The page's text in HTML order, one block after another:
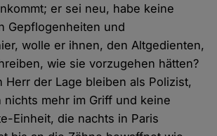
er sei neu, habe keine
Gepflogenheiten und
wolle er ihnen, den Altgedienten,
wie sie vorzugehen hätten?
Herr der Lage bleiben als Polizist,
nichts mehr im Griff und keine
Einheit, die nachts in Paris